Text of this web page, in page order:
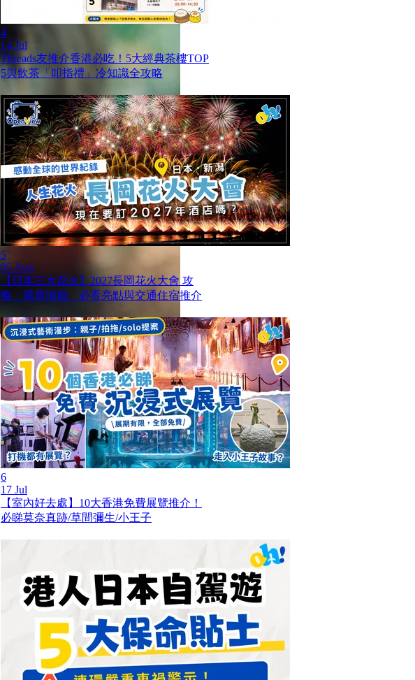
4
14 Jul
Threads友推介香港必吃！5大經典茶樓TOP
5與飲茶「叩指禮」冷知識全攻略
5
05 Aug
【日本三大花火】2027長岡花火大會 攻
略：購票抽籤、必看亮點與交通住宿推介
6
17 Jul
【室內好去處】10大香港免費展覽推介！
必睇莫奈真跡/草間彌生/小王子